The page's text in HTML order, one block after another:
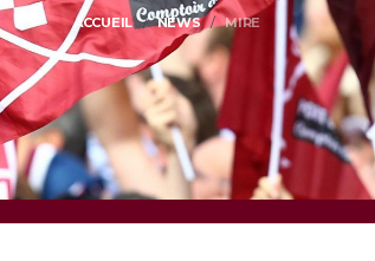
ACCUEIL NEWS MIRE